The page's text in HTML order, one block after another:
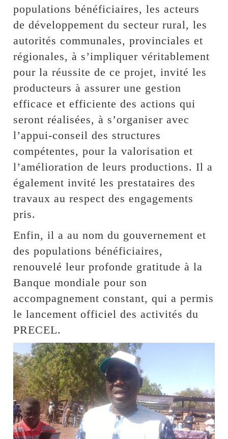
populations bénéficiaires, les acteurs
de développement du secteur rural, les
autorités communales, provinciales et
régionales, à s’impliquer véritablement
pour la réussite de ce projet, invité les
producteurs à assurer une gestion
efficace et efficiente des actions qui
seront réalisées, à s’organiser avec
l’appui-conseil des structures
compétentes, pour la valorisation et
l’amélioration de leurs productions. Il a
également invité les prestataires des
travaux au respect des engagements
pris.
Enfin, il a au nom du gouvernement et
des populations bénéficiaires,
renouvelé leur profonde gratitude à la
Banque mondiale pour son
accompagnement constant, qui a permis
le lancement officiel des activités du
PRECEL.